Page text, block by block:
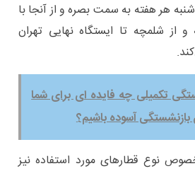
هر هفته به سمت بصره و از آنجا با
از شلمچه تا ایستگاه نهایی تهران
تکمیلی چه فایده ای برای شما
بازنشستگی آسوده باشیم؟
نوع قطارهای مورد استفاده نیز